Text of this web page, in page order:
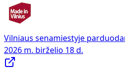
Vilniaus senamiestyje
2026 m. birželio 18 d.